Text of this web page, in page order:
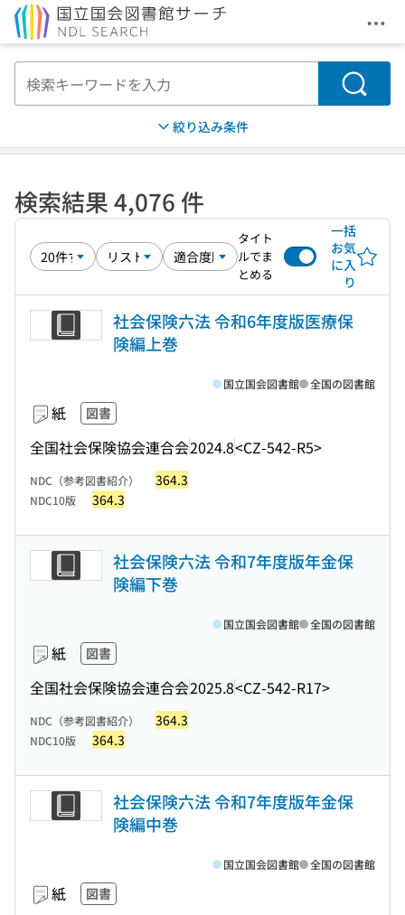
メ
検索
絞り込み条件
検索結果 4,076 件
タイト
ルでま
とめる
一括
お気
に入
り
社会保険六法 令和6年度版医療保
険編上巻
紙 図書
全国社会保険協会連合会2024.8<CZ-542-R5>
国立国会図書館 全国の図書館
NDC（参考図書紹介） 364.3
NDC10版 364.3
社会保険六法 令和7年度版年金保
険編下巻
紙 図書
全国社会保険協会連合会2025.8<CZ-542-R17>
国立国会図書館 全国の図書館
NDC（参考図書紹介） 364.3
NDC10版 364.3
社会保険六法 令和7年度版年金保
険編中巻
紙 図書
国立国会図書館 全国の図書館